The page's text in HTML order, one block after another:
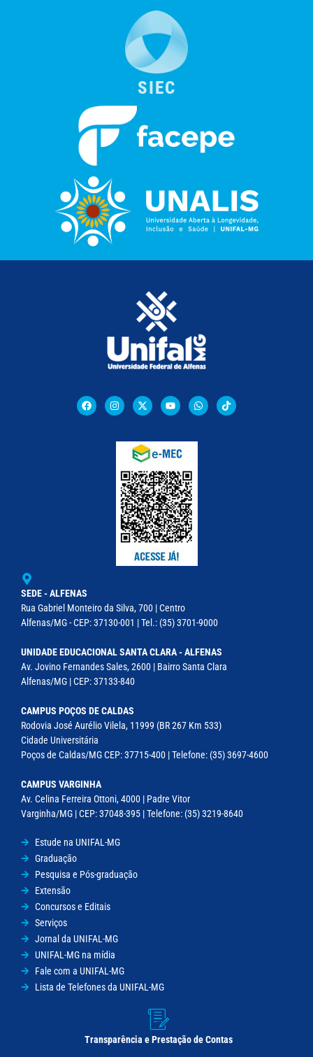
SIEC
SEDE - ALFENAS
Rua Gabriel Monteiro da Silva, 700 | Centro
Alfenas/MG - CEP: 37130-001 | Tel.: (35) 3701-9000
UNIDADE EDUCACIONAL SANTA CLARA - ALFENAS
Av. Jovino Fernandes Sales, 2600 | Bairro Santa Clara
Alfenas/MG | CEP: 37133-840
CAMPUS POÇOS DE CALDAS
Rodovia José Aurélio Vilela, 11999 (BR 267 Km 533)
Cidade Universitária
Poços de Caldas/MG CEP: 37715-400 | Telefone: (35) 3697-4600
CAMPUS VARGINHA
Av. Celina Ferreira Ottoni, 4000 | Padre Vitor
Varginha/MG | CEP: 37048-395 | Telefone: (35) 3219-8640
Estude na UNIFAL-MG
Graduação
Pesquisa e Pós-graduação
Extensão
Concursos e Editais
Serviços
Jornal da UNIFAL-MG
UNIFAL-MG na mídia
Fale com a UNIFAL-MG
Lista de Telefones da UNIFAL-MG
Transparência e Prestação de Contas